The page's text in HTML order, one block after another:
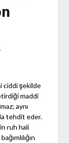
ciddi şekilde
maddi
aynı
tehdit eder.
ruh hali